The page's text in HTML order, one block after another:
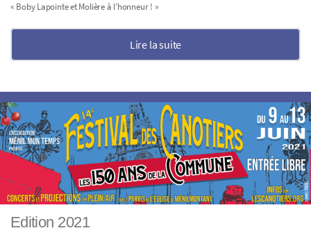
« Boby Lapointe et Molière à l’honneur ! »
Lire la suite
Edition 2021